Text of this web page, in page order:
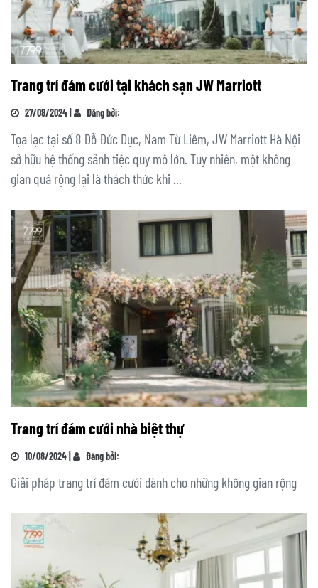
Trang trí đám cưới tại khách sạn JW Marriott
27/08/2024 | Đăng bởi:
Tọa lạc tại số 8 Đỗ Đức Dục, Nam Từ Liêm, JW Marriott Hà Nội
sở hữu hệ thống sảnh tiệc quy mô lớn. Tuy nhiên, một không
gian quá rộng lại là thách thức khi ...
Trang trí đám cưới nhà biệt thự
10/08/2024 | Đăng bởi:
Giải pháp trang trí đám cưới dành cho những không gian rộng